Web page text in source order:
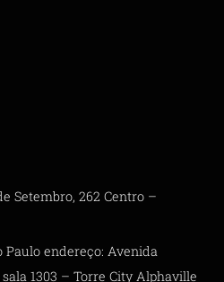
Setembro, 262 Centro –
endereço: Avenida
sala 1303 – Torre City Alphaville